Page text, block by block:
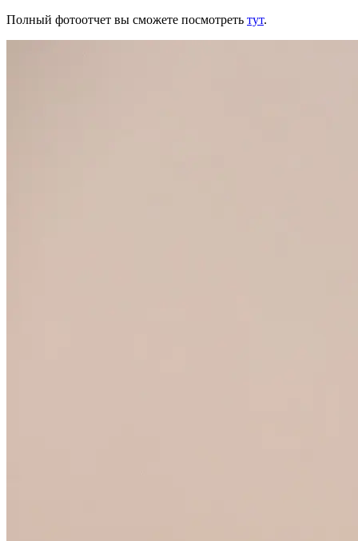
Полный фотоотчет вы сможете посмотреть тут.